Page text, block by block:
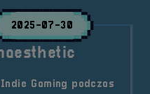
2025-07-30
Gaming podczas